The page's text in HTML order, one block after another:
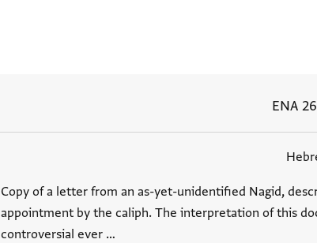
ENA
Copy of a letter from an as-yet-unidentified Nagid,
appointment by the caliph. The interpretation of this
controversial ever …